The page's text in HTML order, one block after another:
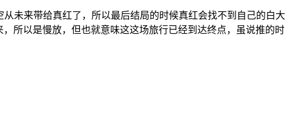
未来带给真红了，所以最后结局的时候真红会找不到自己的白大
所以是慢放，但也就意味这这场旅行已经到达终点，虽说推的时